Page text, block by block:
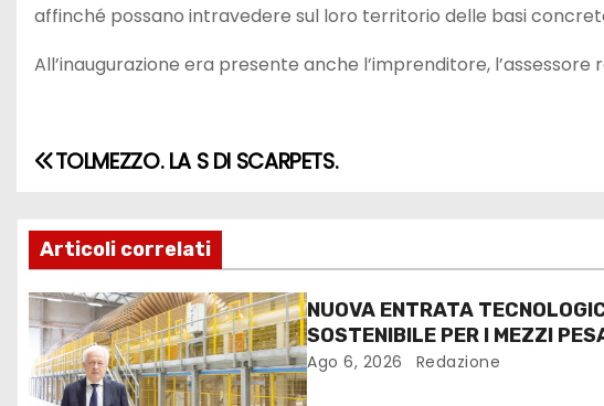
affinché possano intravedere sul loro territorio delle basi
All’inaugurazione era presente anche l’imprenditore,
TOLMEZZO. LA S DI SCARPETS.
Articoli correlati
NUOVA ENTRATA
SOSTENIBILE PER I MEZZI
FANTONI DI OSOPPO
Ago 6, 2026 Redazione